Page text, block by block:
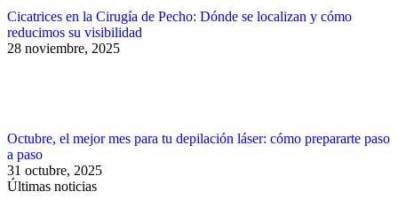
Cicatrices en la Cirugía de Pecho: Dónde se localizan y cómo
reducimos su visibilidad
28 noviembre, 2025
Octubre, el mejor mes para tu depilación láser: cómo prepararte paso
a paso
31 octubre, 2025
Últimas noticias